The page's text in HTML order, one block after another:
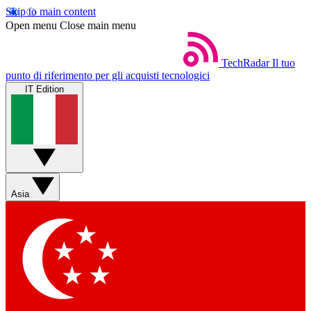
Skip to main content
Open menu Close main menu
TechRadar Il tuo
punto di riferimento per gli acquisti tecnologici
IT Edition
Asia